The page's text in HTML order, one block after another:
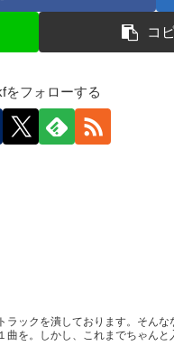
コ
をフォローする
ラックを潰しております。そん
曲を。しかし、これまでちゃん